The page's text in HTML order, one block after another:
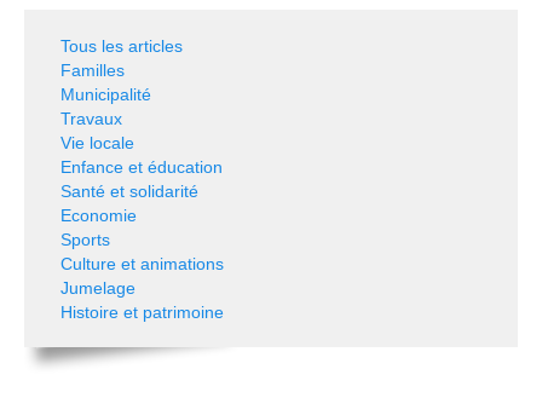
Tous les articles
Familles
Municipalité
Travaux
Vie locale
Enfance et éducation
Santé et solidarité
Economie
Sports
Culture et animations
Jumelage
Histoire et patrimoine